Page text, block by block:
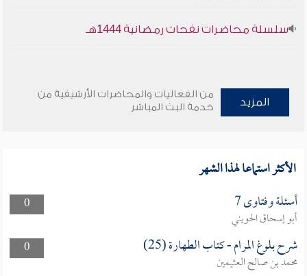
سلسلة محاضرات نفحات رمضانية 1444هـ
المزيد
من الفعاليات والمحاضرات الأرشيفية من
خدمة البث المباشر
الأكثر استماعا لهذا الشهر
0 أسئلة وفتاوى 7
أبو إسحاق الحويني
0
شرح بلوغ المرام - كتاب الطهارة (25)
محمد بن صالح العثيمين